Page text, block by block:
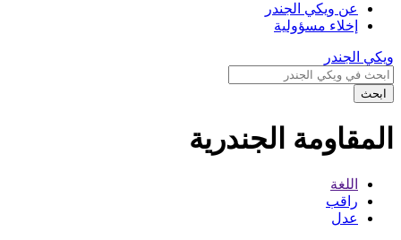
عن ويكي الجندر
إخلاء مسؤولية
ويكي الجندر
ابحث
المقاومة الجندرية
اللغة
راقب
عدل